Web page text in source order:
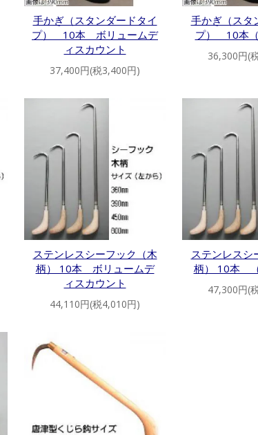
手かぎ（スタンダードタイ
プ） 10本 ボリュームデ
ィスカウント
37,400円(税3,400円)
手かぎ（スタ
プ） 10本（
36,300円(
ステンレスシーフック（木
柄） 10本 ボリュームデ
ィスカウント
44,110円(税4,010円)
ステンレスシ
柄） 10本 （
47,300円(